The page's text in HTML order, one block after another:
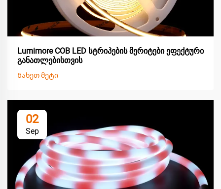
Lumimore COB LED სტრიპების მერიტები ეფექტური
განათლებისთვის
Ნახეთ მეტი
02
Sep